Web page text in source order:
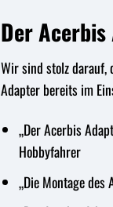
Der Acerbis
Wir sind stolz darauf,
Adapter bereits im
„Der Acerbis
Hobbyfahrer
„Die Montage